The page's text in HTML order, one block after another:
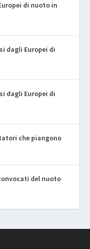
di nuoto in
dagli Europei di
dagli Europei di
che piangono
del nuoto